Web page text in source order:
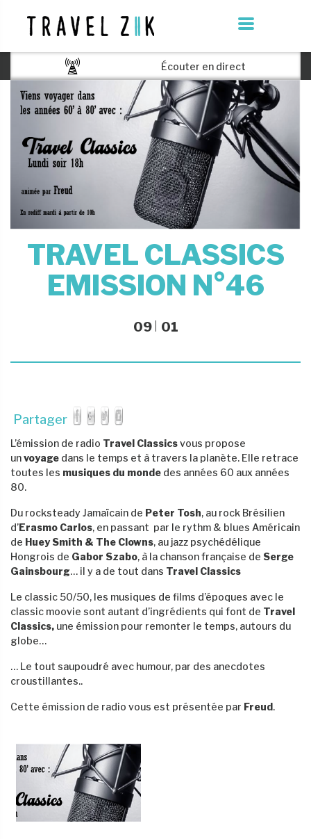
Écouter en direct
TRAVEL CLASSICS
EMISSION N°46
09 01
Partager
L’émission de radio Travel Classicsvous propose
unvoyage dans le temps et à travers la planète. Elle retrace
toutes les musiques du monde des années 60 aux années
80.
Du rocksteady Jamaïcain de Peter Tosh, au rock Brésilien
d’Erasmo Carlos, en passant par le rythm & blues Américain
de Huey Smith & The Clowns, au jazz psychédélique
Hongrois de Gabor Szabo, à la chanson française de Serge
Gainsbourg… il y a de tout dans Travel Classics
Le classic 50/50, les musiques de films d’époques avec le
classic moovie sont autant d’ingrédients qui font de Travel
Classics, une émission pour remonter le temps, autours du
globe…
… Le tout saupoudré avec humour, par des anecdotes
croustillantes..
Cette émission de radio vous est présentée par Freud.